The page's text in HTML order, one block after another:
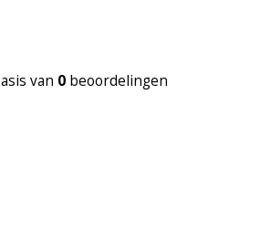
NB
van 0 beoordelingen